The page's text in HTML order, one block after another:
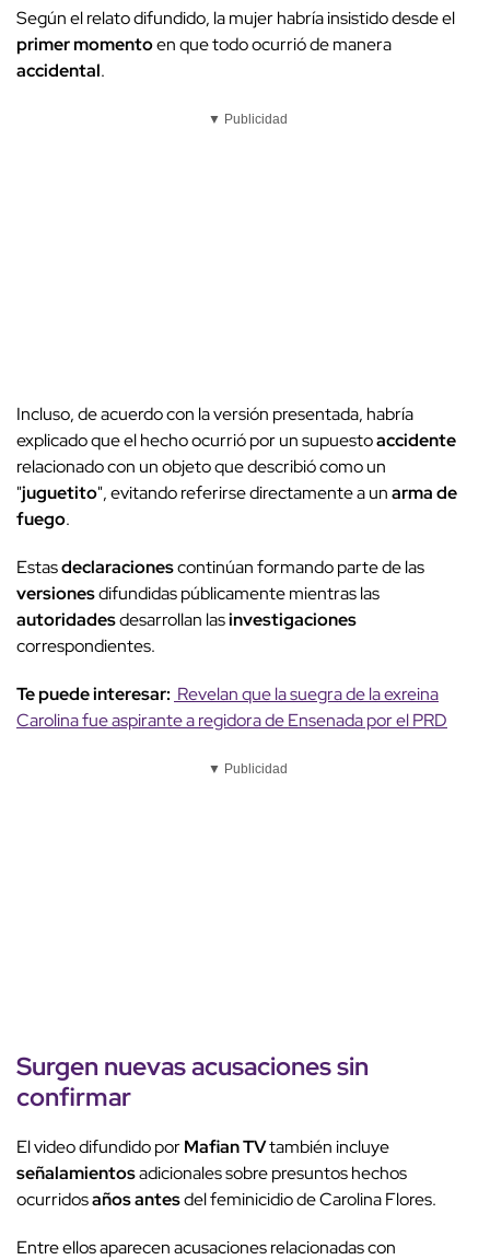
Según el relato difundido, la mujer habría insistido desde el
primer momentoen que todo ocurrió de manera
accidental.
▼ Publicidad
Incluso, de acuerdo con la versión presentada, habría
explicado que el hecho ocurrió por un supuestoaccidente
relacionado con un objeto que describió como un
"juguetito", evitando referirse directamente a unarma de
fuego.
Estasdeclaracionescontinúan formando parte de las
versionesdifundidas públicamente mientras las
autoridadesdesarrollan lasinvestigaciones
correspondientes.
Te puede interesar: Revelan que la suegra de la exreina
Carolina fue aspirante a regidora de Ensenada por el PRD
▼ Publicidad
Surgen nuevas acusacionessin
confirmar
El video difundido porMafian TVtambién incluye
señalamientosadicionales sobre presuntos hechos
ocurridosaños antesdel feminicidio de Carolina Flores.
Entre ellos aparecen acusaciones relacionadas con